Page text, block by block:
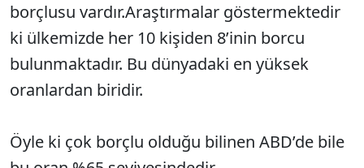
borçlusu vardır.Araştırmalar göstermektedir
ki ülkemizde her 10 kişiden 8’inin borcu
bulunmaktadır. Bu dünyadaki en yüksek
oranlardan biridir.
Öyle ki çok borçlu olduğu bilinen ABD’de bile